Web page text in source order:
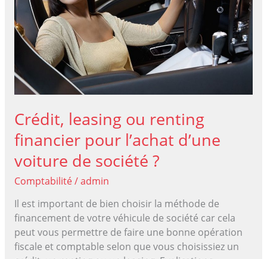
payeur
Crédit, leasing ou renting
financier pour l’achat d’une
voiture de société ?
Comptabilité/admin
Il est important de bien choisir la méthode de
financement de votre véhicule de société car cela
peut vous permettre de faire une bonne opération
fiscale et comptable selon que vous choisissiez un